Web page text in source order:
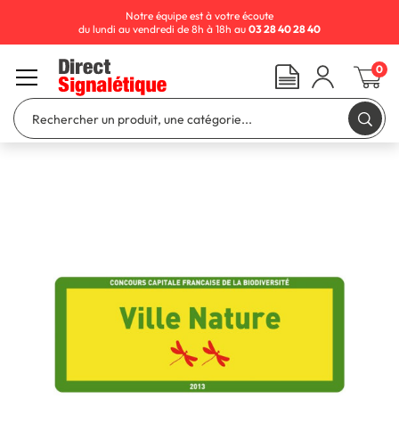
Notre équipe est à votre écoute
du lundi au vendredi de 8h à 18h au 03 28 40 28 40
0